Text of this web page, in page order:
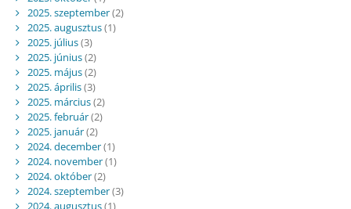
2025. szeptember(2)
2025. augusztus(1)
2025. július(3)
2025. június(2)
2025. május(2)
2025. április(3)
2025. március(2)
2025. február(2)
2025. január(2)
2024. december(1)
2024. november(1)
2024. október(2)
2024. szeptember(3)
2024. augusztus(1)